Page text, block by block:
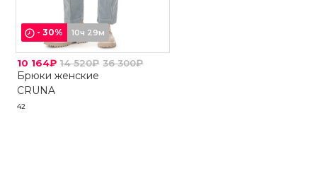
-30% 10ч 29м
10 164₽ 14 520₽ 36 300₽
Брюки женские
CRUNA
42